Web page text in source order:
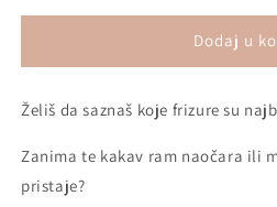
for
OBLIKA
online
for
ANALIZA
OBLIKA
online
Dodaj u
Želiš da saznaš koje frizure su
Zanima te kakav ram naočara ili
pristaje?